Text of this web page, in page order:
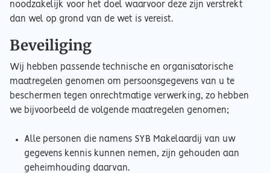
noodzakelijk voor het doel waarvoor deze zijn verstrekt
dan wel op grond van de wet is vereist.
Beveiliging
Wij hebben passende technische en organisatorische
maatregelen genomen om persoonsgegevens van u te
beschermen tegen onrechtmatige verwerking, zo hebben
we bijvoorbeeld de volgende maatregelen genomen;
Alle personen die namens SYB Makelaardij van uw
gegevens kennis kunnen nemen, zijn gehouden aan
geheimhouding daarvan.